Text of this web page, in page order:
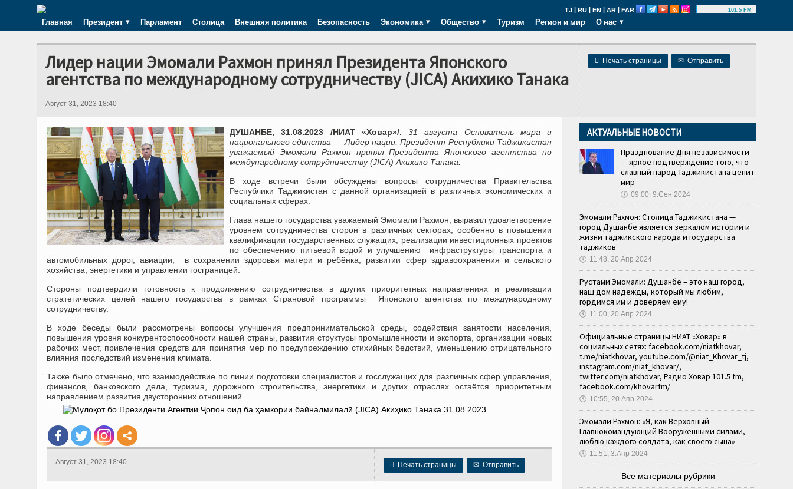
TJ | RU | EN | AR | FAR 101.5 FM
Главная Президент Парламент Столица Внешняя политика Безопасность Экономика Общество Туризм Регион и мир О нас
 Печать страницы ✉ Отправить
Лидер нации Эмомали Рахмон принял Президента Японского
агентства по международному сотрудничеству (JICA) Акихико Танака
Август 31, 2023 18:40
ДУШАНБЕ, 31.08.2023 /НИАТ «Ховар»/.
31 августа Основатель мира и
национального единства — Лидер нации, Президент Республики Таджикистан
уважаемый Эмомали Рахмон принял Президента Японского агентства по
международному сотрудничеству (JICA) Акихико Танака.
В ходе встречи были обсуждены вопросы сотрудничества Правительства
Республики Таджикистан с данной организацией в различных экономических и
социальных сферах.
Глава нашего государства уважаемый Эмомали Рахмон, выразил удовлетворение
уровнем сотрудничества сторон в различных секторах, особенно в повышении
квалификации государственных служащих, реализации инвестиционных проектов
по обеспечению питьевой водой и улучшению инфраструктуры транспорта и
автомобильных дорог, авиации, в сохранении здоровья матери и ребёнка, развитии сфер здравоохранения и сельского
хозяйства, энергетики и управлении госграницей.
Стороны подтвердили готовность к продолжению сотрудничества в других приоритетных направлениях и реализации
стратегических целей нашего государства в рамках Страновой программы Японского агентства по международному
сотрудничеству.
В ходе беседы были рассмотрены вопросы улучшения предпринимательской среды, содействия занятости населения,
повышения уровня конкурентоспособности нашей страны, развития структуры промышленности и экспорта, организации новых
рабочих мест, привлечения средств для принятия мер по предупреждению стихийных бедствий, уменьшению отрицательного
влияния последствий изменения климата.
Также было отмечено, что взаимодействие по линии подготовки специалистов и госслужащих для различных сфер управления,
финансов, банковского дела, туризма, дорожного строительства, энергетики и других отраслях остаётся приоритетным
направлением развития двусторонних отношений.
 Печать страницы ✉ Отправить
Август 31, 2023 18:40
АКТУАЛЬНЫЕ НОВОСТИ
Празднование Дня независимости
— яркое подтверждение того, что
славный народ Таджикистана ценит
мир
🕔 09:00, 9.Сен 2024
Эмомали Рахмон: Столица Таджикистана —
город Душанбе является зеркалом истории и
жизни таджикского народа и государства
таджиков
🕔 11:48, 20.Апр 2024
Рустами Эмомали: Душанбе – это наш город,
наш дом надежды, который мы любим,
гордимся им и доверяем ему!
🕔 11:00, 20.Апр 2024
Официальные страницы НИАТ «Ховар» в
социальных сетях: facebook.com/niatkhovar,
t.me/niatkhovar, youtube.com/@niat_Khovar_tj,
instagram.com/niat_khovar/,
twitter.com/niatkhovar, Радио Ховар 101.5 fm,
facebook.com/khovarfm/
🕔 10:55, 20.Апр 2024
Эмомали Рахмон: «Я, как Верховный
Главнокомандующий Вооружёнными силами,
люблю каждого солдата, как своего сына»
🕔 11:51, 3.Апр 2024
Все материалы рубрики